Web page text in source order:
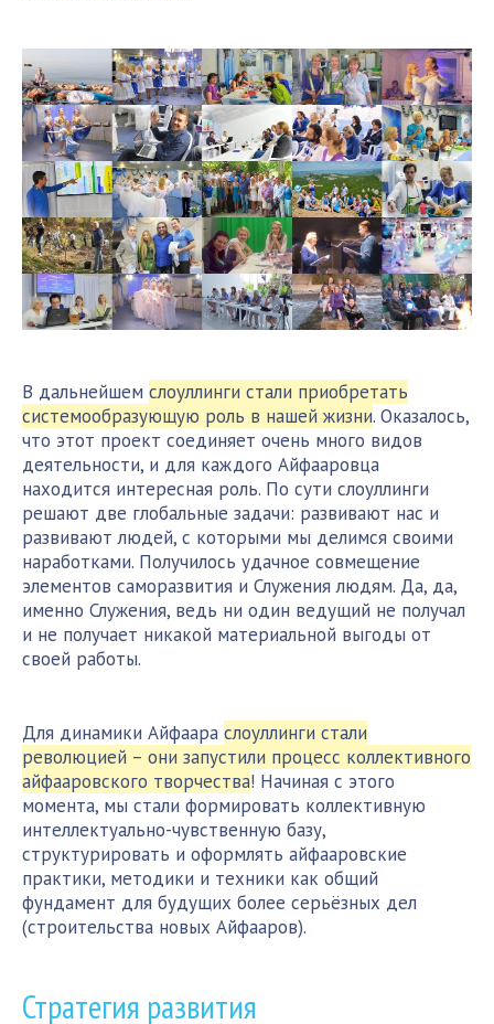
В дальнейшем слоуллинги стали приобретать
системообразующую роль в нашей жизни. Оказалось,
что этот проект соединяет очень много видов
деятельности, и для каждого Айфааровца
находится интересная роль. По сути слоуллинги
решают две глобальные задачи: развивают нас и
развивают людей, с которыми мы делимся своими
наработками. Получилось удачное совмещение
элементов саморазвития и Служения людям. Да, да,
именно Служения, ведь ни один ведущий не получал
и не получает никакой материальной выгоды от
своей работы.
Для динамики Айфаара слоуллинги стали
революцией – они запустили процесс коллективного
айфааровского творчества! Начиная с этого
момента, мы стали формировать коллективную
интеллектуально-чувственную базу,
структурировать и оформлять айфааровские
практики, методики и техники как общий
фундамент для будущих более серьёзных дел
(строительства новых Айфааров).
Стратегия развития